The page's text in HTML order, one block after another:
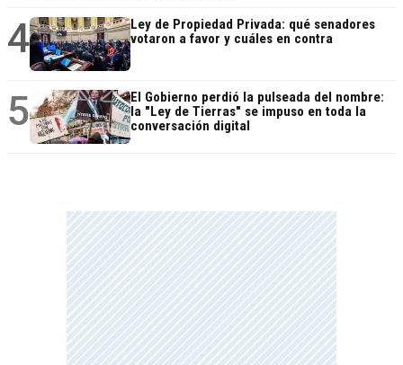
4
Ley de Propiedad Privada: qué senadores
votaron a favor y cuáles en contra
5
El Gobierno perdió la pulseada del nombre:
la "Ley de Tierras" se impuso en toda la
conversación digital